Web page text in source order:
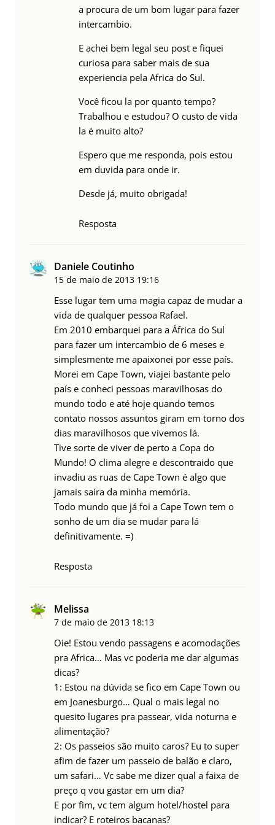
a procura de um bom lugar para fazer
intercambio.
E achei bem legal seu post e fiquei
curiosa para saber mais de sua
experiencia pela Africa do Sul.
Você ficou la por quanto tempo?
Trabalhou e estudou? O custo de vida
la é muito alto?
Espero que me responda, pois estou
em duvida para onde ir.
Desde já, muito obrigada!
Resposta
Daniele Coutinho
15 de maio de 2013 19:16
Esse lugar tem uma magia capaz de mudar a
vida de qualquer pessoa Rafael.
Em 2010 embarquei para a África do Sul
para fazer um intercambio de 6 meses e
simplesmente me apaixonei por esse país.
Morei em Cape Town, viajei bastante pelo
país e conheci pessoas maravilhosas do
mundo todo e até hoje quando temos
contato nossos assuntos giram em torno dos
dias maravilhosos que vivemos lá.
Tive sorte de viver de perto a Copa do
Mundo! O clima alegre e descontraido que
invadiu as ruas de Cape Town é algo que
jamais saíra da minha memória.
Todo mundo que já foi a Cape Town tem o
sonho de um dia se mudar para lá
definitivamente. =)
Resposta
Melissa
7 de maio de 2013 18:13
Oie! Estou vendo passagens e acomodações
pra Africa… Mas vc poderia me dar algumas
dicas?
1: Estou na dúvida se fico em Cape Town ou
em Joanesburgo… Qual o mais legal no
quesito lugares pra passear, vida noturna e
alimentação?
2: Os passeios são muito caros? Eu to super
afim de fazer um passeio de balão e claro,
um safari… Vc sabe me dizer qual a faixa de
preço q vou gastar em um dia?
E por fim, vc tem algum hotel/hostel para
indicar? E roteiros bacanas?